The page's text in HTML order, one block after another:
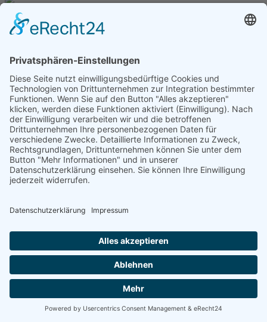
Aktionsrabatt bis 7%.Tischtennis, Spielplatz und Außenpool. Ski-
Areal Zadov-Churanov in der Nähe.
Ferienhaus Chata U Rybnika
in Susice
14
nur wochenweise buchbar (Sa-Sa)
mit Außenpool, Billard und Spielplatz. Skiareal am Spicak ca. 20
km
Tschechien, aktueller Preis,
günstig, Unterkunft Buchung,
Bewertungen, Kontakt